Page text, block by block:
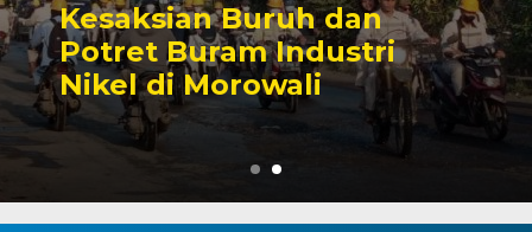
Kesaksian Buruh dan
Potret Buram Industri
Nikel di Morowali